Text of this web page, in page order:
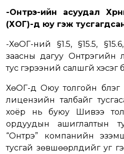
-Онтрэ-ийн асуудал
(ХөОГ)-д юу гэж
-ХөОГ-ний §1.5, §15.5, §15.6,
заасны дагуу Онтрэгийн
тус гэрээний салшгүй
ХөОГ-д Оюу толгойн бүлэг
лицензийн талбайг
хоёр нь буюу Шивээ
ордуудын ашиглалтын
“Онтрэ” компанийн
тусгай зөвшөөрлүүдийг уг